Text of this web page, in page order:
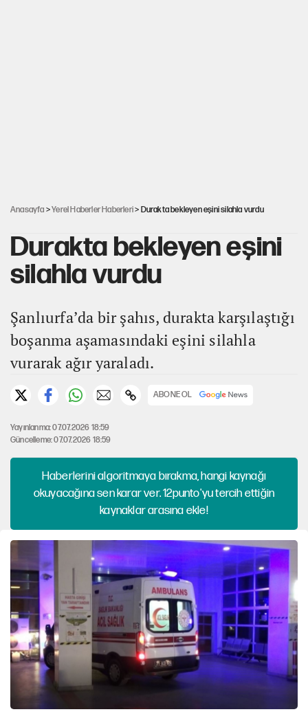
Anasayfa >Yerel Haberler Haberleri> Durakta bekleyen eşini silahla vurdu
Durakta bekleyen eşini
silahla vurdu
Şanlıurfa’da bir şahıs, durakta karşılaştığı
boşanma aşamasındaki eşini silahla
vurarak ağır yaraladı.
ABONE OL
Yayınlanma: 07.07.2026 18:59
Güncelleme: 07.07.2026 18:59
Haberlerini algoritmaya bırakma, hangi kaynağı
okuyacağına sen karar ver. 12punto'yu tercih ettiğin
kaynaklar arasına ekle!